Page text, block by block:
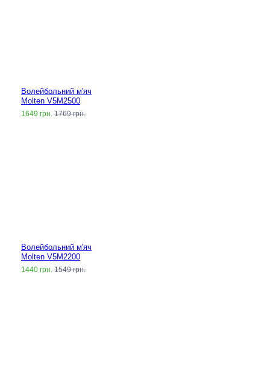
Волейбольний м'яч
Molten V5M2500
1649 грн. 1769 грн.
Волейбольний м'яч
Molten V5M2200
1440 грн. 1549 грн.